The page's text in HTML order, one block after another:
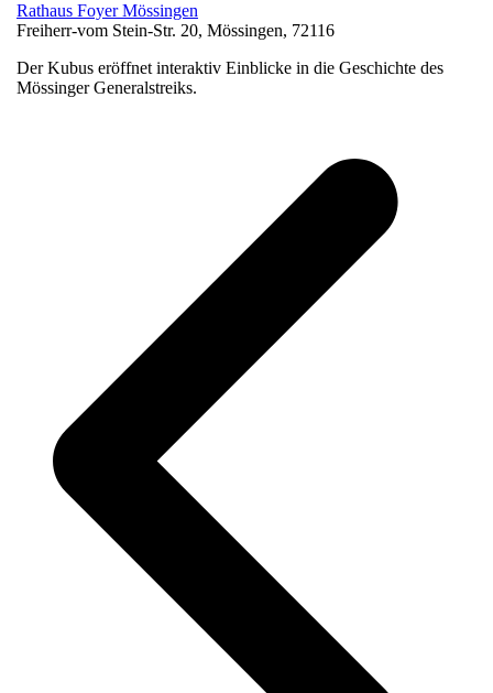
Rathaus Foyer Mössingen
Freiherr-vom Stein-Str. 20, Mössingen, 72116
Der Kubus eröffnet interaktiv Einblicke in die Geschichte des
Mössinger Generalstreiks.